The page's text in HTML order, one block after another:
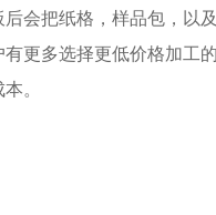
会把纸格，样品包，以
更多选择更低价格加工
。